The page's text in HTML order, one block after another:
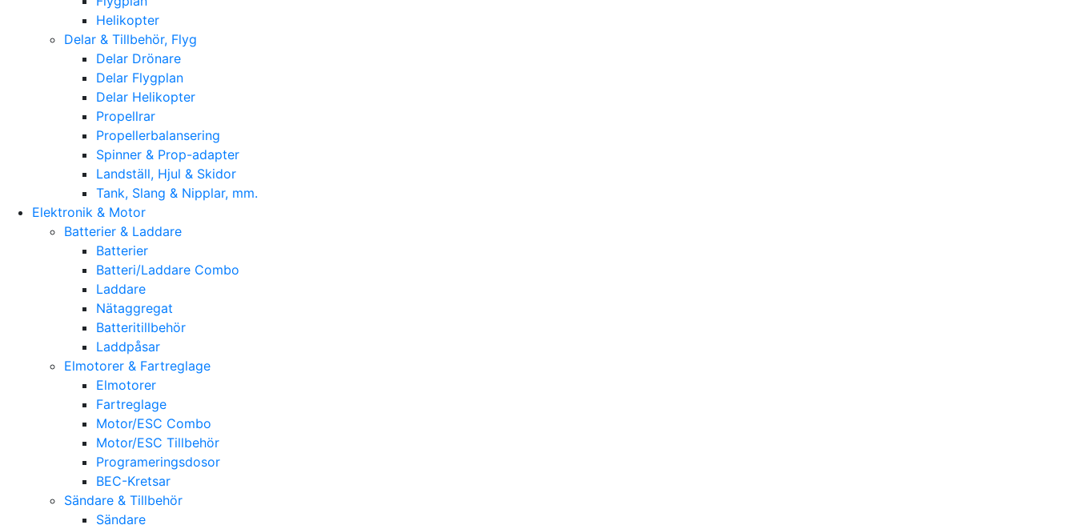
Helikopter
Delar & Tillbehör, Flyg
Delar Drönare
Delar Flygplan
Delar Helikopter
Propellrar
Propellerbalansering
Spinner & Prop-adapter
Landställ, Hjul & Skidor
Tank, Slang & Nipplar, mm.
Elektronik & Motor
Batterier & Laddare
Batterier
Batteri/Laddare Combo
Laddare
Nätaggregat
Batteritillbehör
Laddpåsar
Elmotorer & Fartreglage
Elmotorer
Fartreglage
Motor/ESC Combo
Motor/ESC Tillbehör
Programeringsdosor
BEC-Kretsar
Sändare & Tillbehör
Sändare